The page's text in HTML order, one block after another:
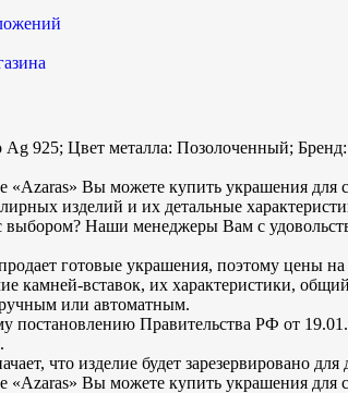
925; Цвет металла: Позолоченный;
Вы можете купить украшения для
изделий и их детальные
Наши менеджеры Вам с
готовые украшения, поэтому цены на
камней-вставок, их характеристики,
или автоматным.
постановлению Правительства РФ от
что изделие будет зарезервировано
Вы можете купить украшения для